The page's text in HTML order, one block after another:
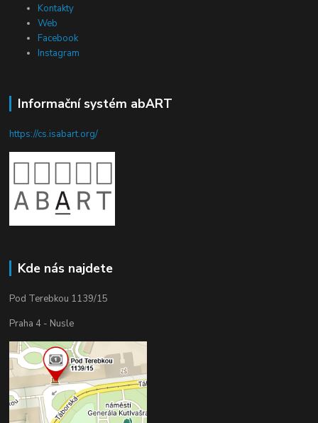
Kontakty
Web
Facebook
Instagram
Informační systém abART
https://cs.isabart.org/
Kde nás najdete
Pod Terebkou 1139/15
Praha 4 - Nusle